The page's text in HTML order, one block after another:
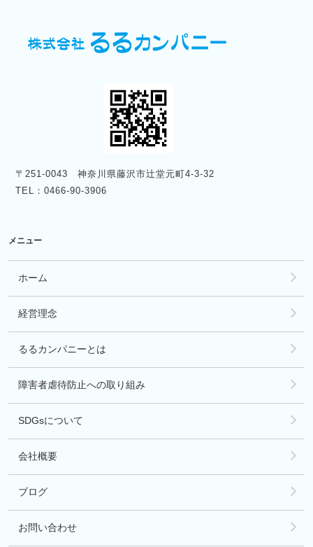
〒251-0043 神奈川県藤沢市辻堂元町4-3-32
TEL：0466-90-3906
メニュー
ホーム
経営理念
るるカンパニーとは
障害者虐待防止への取り組み
SDGsについて
会社概要
ブログ
お問い合わせ